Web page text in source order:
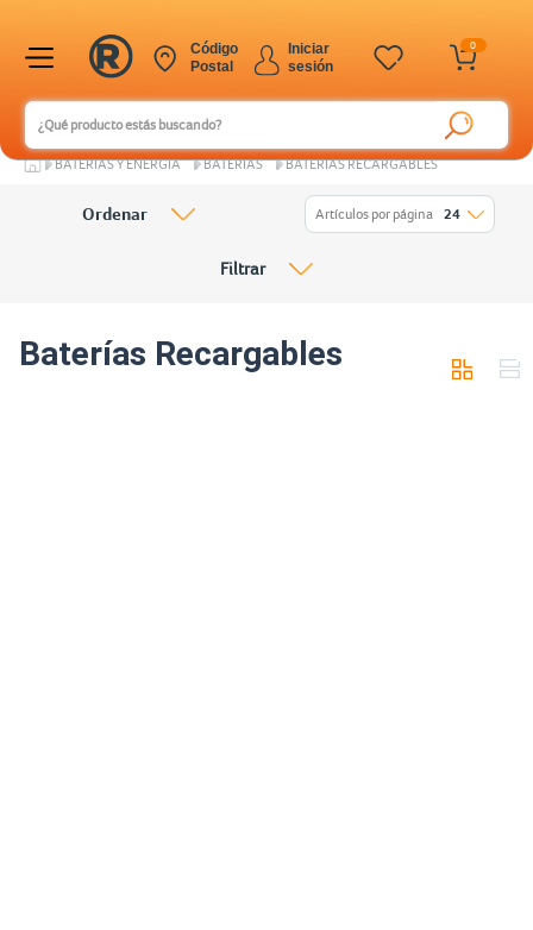
0
Iniciar
sesión
Código
Postal
BATERÍAS Y ENERGÍA BATERÍAS BATERÍAS RECARGABLES
Baterías Recargables
Ordenar Artículos por página 24
Filtrar